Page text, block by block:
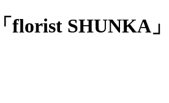
florist SHUNKA